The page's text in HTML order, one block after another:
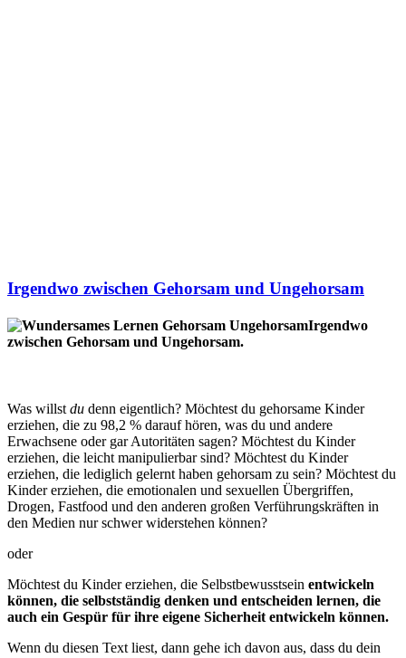
Irgendwo zwischen Gehorsam und Ungehorsam
Irgendwo
zwischen Gehorsam und Ungehorsam.
Was willst du denn eigentlich? Möchtest du gehorsame Kinder
erziehen, die zu 98,2 % darauf hören, was du und andere
Erwachsene oder gar Autoritäten sagen? Möchtest du Kinder
erziehen, die leicht manipulierbar sind? Möchtest du Kinder
erziehen, die lediglich gelernt haben gehorsam zu sein? Möchtest du
Kinder erziehen, die emotionalen und sexuellen Übergriffen,
Drogen, Fastfood und den anderen großen Verführungskräften in
den Medien nur schwer widerstehen können?
oder
Möchtest du Kinder erziehen, die Selbstbewusstsein entwickeln
können, die selbstständig denken und entscheiden lernen, die
auch ein Gespür für ihre eigene Sicherheit entwickeln können.
Wenn du diesen Text liest, dann gehe ich davon aus, dass du dein